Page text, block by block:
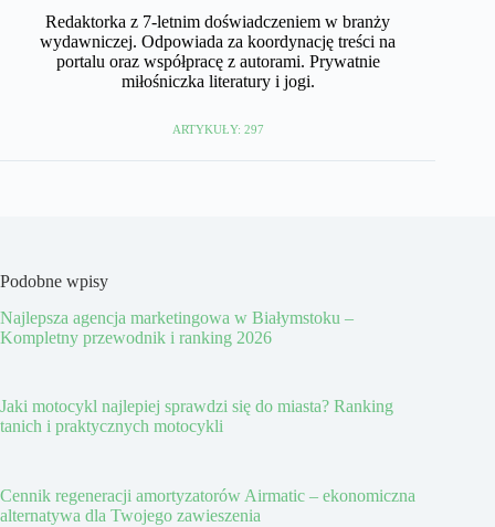
Redaktorka z 7-letnim doświadczeniem w branży
wydawniczej. Odpowiada za koordynację treści na
portalu oraz współpracę z autorami. Prywatnie
miłośniczka literatury i jogi.
ARTYKUŁY: 297
Podobne wpisy
Najlepsza agencja marketingowa w Białymstoku –
Kompletny przewodnik i ranking 2026
Jaki motocykl najlepiej sprawdzi się do miasta? Ranking
tanich i praktycznych motocykli
Cennik regeneracji amortyzatorów Airmatic – ekonomiczna
alternatywa dla Twojego zawieszenia